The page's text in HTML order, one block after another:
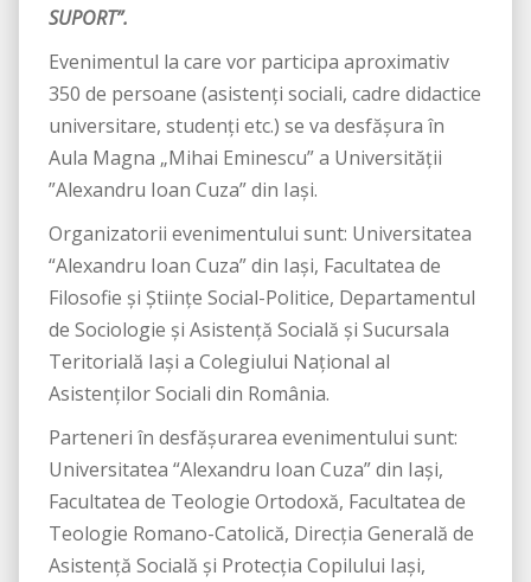
SUPORT”.
Evenimentul la care vor participa aproximativ
350 de persoane (asistenţi sociali, cadre didactice
universitare, studenţi etc.) se va desfăşura în
Aula Magna „Mihai Eminescu” a Universităţii
”Alexandru Ioan Cuza” din Iaşi.
Organizatorii evenimentului sunt: Universitatea
“Alexandru Ioan Cuza” din Iaşi, Facultatea de
Filosofie şi Ştiinţe Social-Politice, Departamentul
de Sociologie şi Asistenţă Socială și Sucursala
Teritorială Iași a Colegiului Național al
Asistenților Sociali din România.
Parteneri în desfăşurarea evenimentului sunt:
Universitatea “Alexandru Ioan Cuza” din Iaşi,
Facultatea de Teologie Ortodoxă, Facultatea de
Teologie Romano-Catolică, Direcţia Generală de
Asistenţă Socială şi Protecţia Copilului Iaşi,